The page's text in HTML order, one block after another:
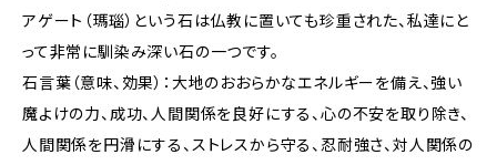
アゲート（瑪瑙）という石は仏教に置いても珍重された、私達にと
って非常に馴染み深い石の一つです。
石言葉（意味、効果）：大地のおおらかなエネルギーを備え、強い
魔よけの力、成功、人間関係を良好にする、心の不安を取り除き、
人間関係を円滑にする、ストレスから守る、忍耐強さ、対人関係の